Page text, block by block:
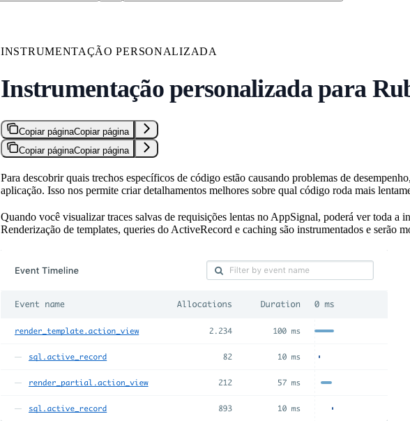
INSTRUMENTAÇÃO PERSONALIZADA
Instrumentação personalizada para
Copiar páginaCopiar página
Copiar páginaCopiar página
Para descobrir quais trechos específicos de código estão causando problemas de
aplicação. Isso nos permite criar detalhamentos melhores sobre qual código roda mais
Quando você visualizar traces salvas de requisições lentas no AppSignal, poderá ver toda a
Renderização de templates, queries do ActiveRecord e caching são instrumentados e serão